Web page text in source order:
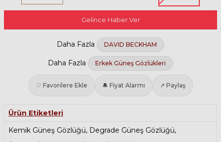
Gelince Haber Ver
Daha Fazla DAVID BECKHAM
Daha Fazla Erkek Güneş Gözlükleri
♡ Favorilere Ekle 🔔 Fiyat Alarmı ↗ Paylaş
Ürün Etiketleri
Kemik Güneş Gözlüğü, Degrade Güneş Gözlüğü,